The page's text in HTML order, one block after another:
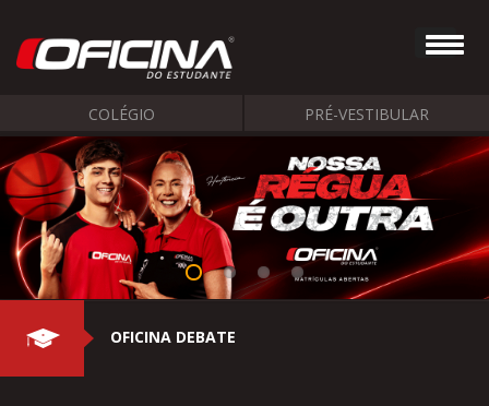
COLÉGIO PRÉ-VESTIBULAR
OFICINA DEBATE